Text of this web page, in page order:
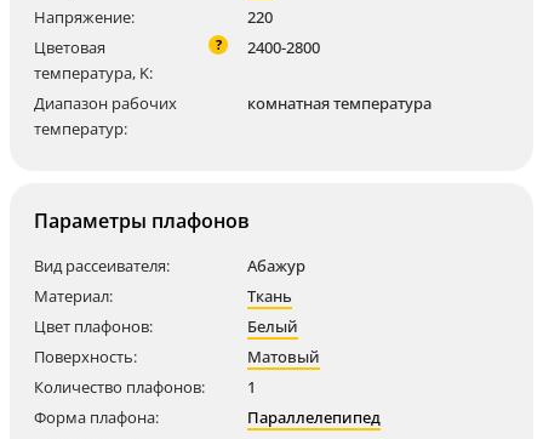
Напряжение:
220
Цветовая
температура, K:
? 2400-2800
Диапазон рабочих
температур:
комнатная температура
Параметры плафонов
Вид рассеивателя:
Абажур
Материал:
Ткань
Цвет плафонов:
Белый
Поверхность:
Матовый
Количество плафонов:
1
Форма плафона:
Параллелепипед